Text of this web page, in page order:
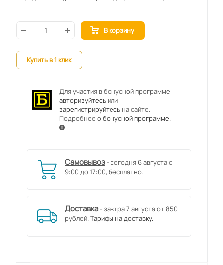
В корзину
Купить в 1 клик
Для участия в бонусной программе
авторизуйтесьили
зарегистрируйтесьна сайте.
Подробнее обонусной программе.
Самовывоз - сегодня 6 августа с
9:00 до 17:00, бесплатно.
Доставка - завтра 7 августа от 850
рублей.Тарифы на доставку.